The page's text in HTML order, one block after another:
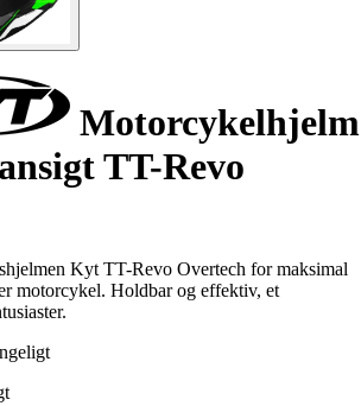
Motorcykelhjelm
TT-Revo
Kyt TT-Revo Overtech for maksimal
motorcykel. Holdbar og effektiv, et